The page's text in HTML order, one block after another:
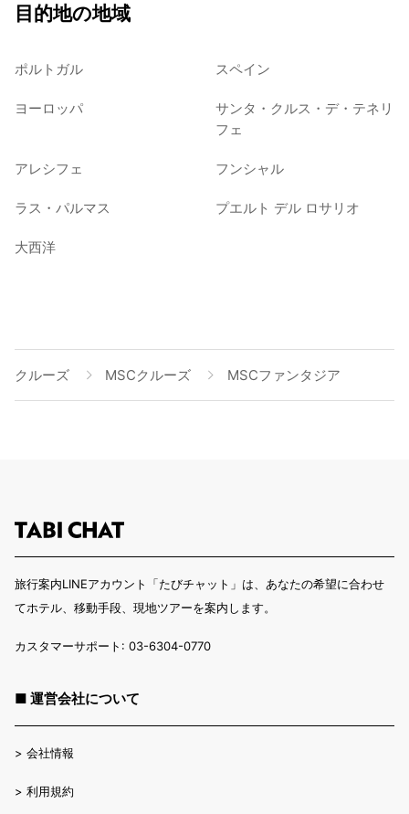
目的地の地域
ポルトガル スペイン
ヨーロッパ
サンタ・クルス・デ・テネリ
フェ
アレシフェ フンシャル
ラス・パルマス プエルト デル ロサリオ
大西洋
クルーズ MSCクルーズ MSCファンタジア
旅行案内LINEアカウント「たびチャット」は、あなたの希望に合わせ
てホテル、移動手段、現地ツアーを案内します。
カスタマーサポート: 03-6304-0770
■ 運営会社について
> 会社情報
> 利用規約